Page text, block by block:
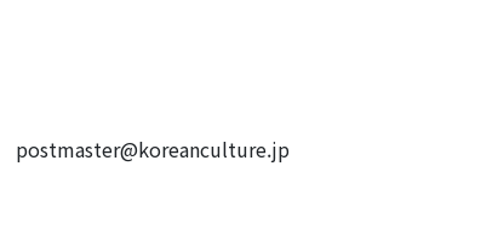
postmaster@koreanculture.jp